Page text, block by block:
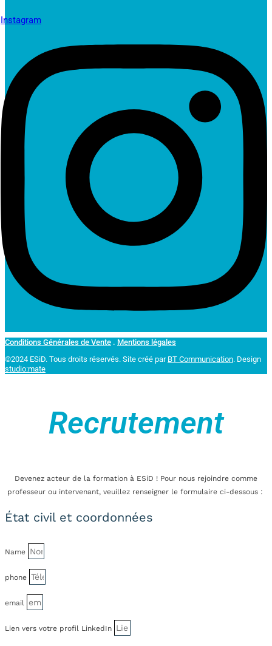
Instagram
Conditions Générales de Vente . Mentions légales
©2024 ESiD. Tous droits réservés. Site créé par BT Communication. Design
studio:mate
Recrutement
Devenez acteur de la formation à ESiD ! Pour nous rejoindre comme
professeur ou intervenant, veuillez renseigner le formulaire ci-dessous :
État civil et coordonnées
Name
phone
email
Lien vers votre profil LinkedIn